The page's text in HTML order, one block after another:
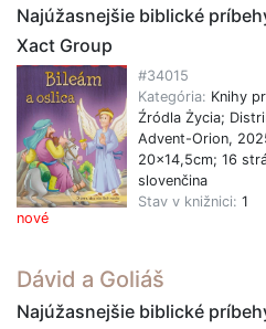
Najúžasnejšie biblické
Xact Group
nové
#34015
Kategória: Knihy
Źródla Życia;
Advent-Orion,
20x14,5cm; 16
slovenčina
Stav v knižnici: 1
Dávid a Goliáš
Najúžasnejšie biblické